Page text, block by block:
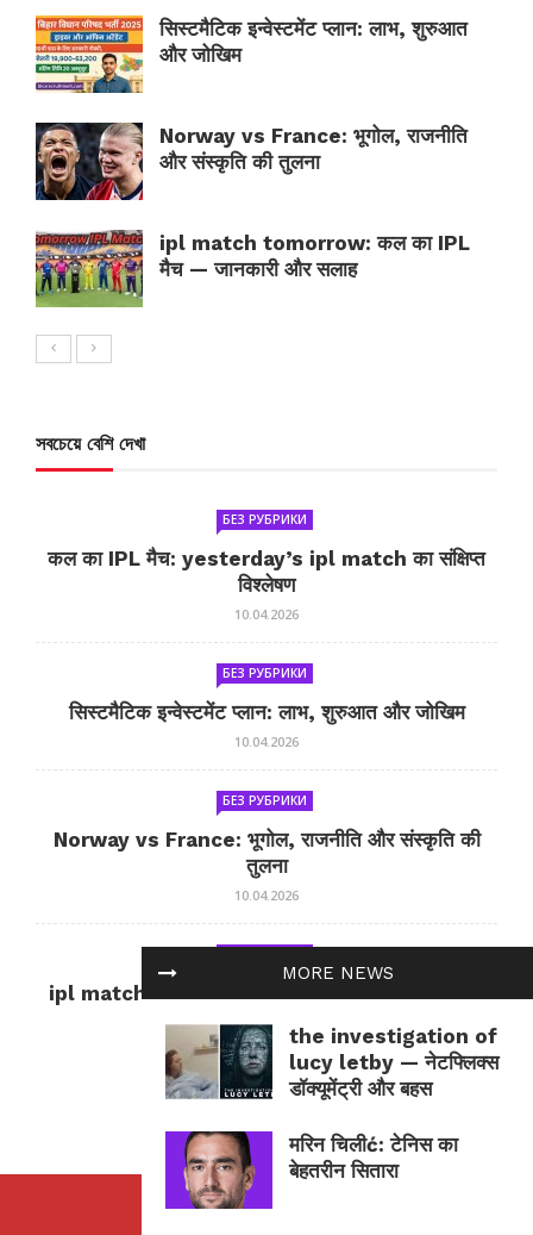
MORE NEWS
the investigation of
lucy letby — नेटफ्लिक्स
डॉक्यूमेंट्री और बहस
मरिन चिलीć: टेनिस का
बेहतरीन सितारा
सिस्टमैटिक इन्वेस्टमेंट प्लान: लाभ, शुरुआत
और जोखिम
Norway vs France: भूगोल, राजनीति
और संस्कृति की तुलना
ipl match tomorrow: कल का IPL
मैच — जानकारी और सलाह
সবচেয়ে বেশি দেখা
БЕЗ РУБРИКИ
कल का IPL मैच: yesterday’s ipl match का संक्षिप्त
विश्लेषण
10.04.2026
БЕЗ РУБРИКИ
सिस्टमैटिक इन्वेस्टमेंट प्लान: लाभ, शुरुआत और जोखिम
10.04.2026
БЕЗ РУБРИКИ
Norway vs France: भूगोल, राजनीति और संस्कृति की
तुलना
10.04.2026
ipl match tomorrow: कल का IPL मैच — जानकारी
और सलाह
10.04.2026